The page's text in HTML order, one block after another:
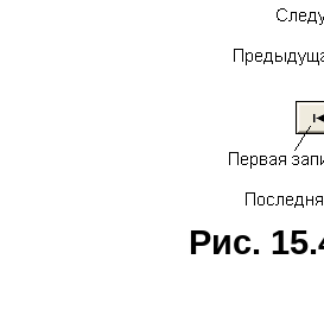
Рис.